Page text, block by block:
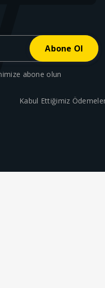
abone olun
Kabul Ettiğimiz